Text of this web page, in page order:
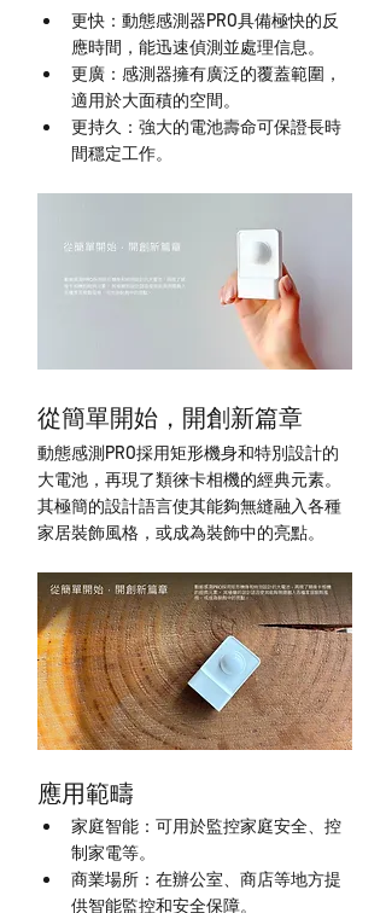
更快：動態感測器PRO具備極快的反
應時間，能迅速偵測並處理信息。
更廣：感測器擁有廣泛的覆蓋範圍，
適用於大面積的空間。
更持久：強大的電池壽命可保證長時
間穩定工作。
從簡單開始，開創新篇章
動態感測PRO採用矩形機身和特別設計的
大電池，再現了類徠卡相機的經典元素。
其極簡的設計語言使其能夠無縫融入各種
家居裝飾風格，或成為裝飾中的亮點。
應用範疇
家庭智能：可用於監控家庭安全、控
制家電等。
商業場所：在辦公室、商店等地方提
供智能監控和安全保障。